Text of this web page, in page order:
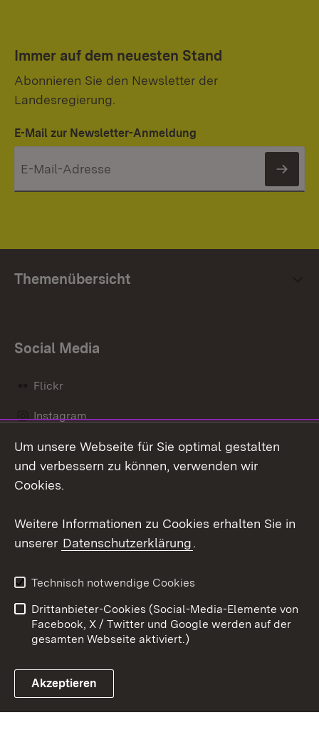
Immer auf dem neuesten Stand
Abonnieren Sie den Newsletter der
Landesregierung.
E-Mail zur Newsletter-Anmeldung
Themenübersicht
Social Media
Flickr
Instagram
Social Wall
Link zum Landesportal
Barrierefreiheit
Benutzungshinweise
Impressum
Cookies
Um unsere Webseite für Sie optimal gestalten
und verbessern zu können, verwenden wir
Cookies.
Weitere Informationen zu Cookies erhalten Sie in
unserer Datenschutzerklärung.
Technisch notwendige Cookies
Drittanbieter-Cookies (Social-Media-Elemente von
Facebook, X / Twitter und Google werden auf der
gesamten Webseite aktiviert.)
Akzeptieren